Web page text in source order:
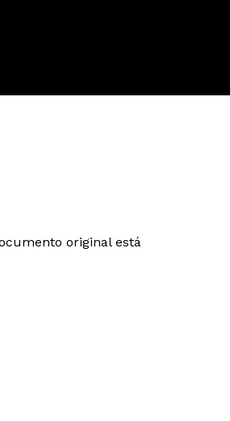
original está